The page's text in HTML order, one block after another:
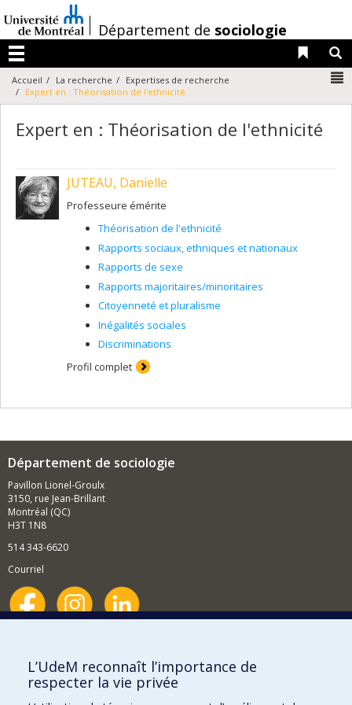
au
contenu
/Département de sociologie
Menu
Liens
Accueil La recherche
Expertises de recherche
Expert en : Théorisation de l'ethnicité
Expert en : Théorisation de l'ethnicité
JUTEAU, Danielle
Professeure émérite
Théorisation de l'ethnicité
Rapports sociaux, ethniques et nationaux
Rapports de sexe
Rapports majoritaires/minoritaires
Citoyenneté et pluralisme
Inégalités sociales
Discriminations
Profil complet
Département de sociologie
Pavillon Lionel-Groulx
3150, rue Jean-Brillant
Montréal (QC)
H3T 1N8
514 343-6620
Courriel
Comment soutenir le Département?
BESOIN D'AIDE?
L’UdeM reconnaît l’importance de
respecter la vie privée